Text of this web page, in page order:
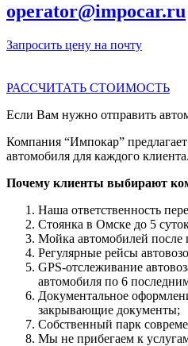
operator@impocar.ru
Запросить цену на почту
РАССЧИТАТЬ СТОИМОСТЬ
Если Вам нужно отправить
Компания “Импокар”
автомобиля для каждого клиента.
Почему клиенты выбирают
Наша ответственность
Стоянка в Омске до 5
Мойка автомобилей после
Регулярные рейсы
GPS-отслеживание
автомобиля по 6
Документальное
закрывающие документы;
Собственный парк
Мы не прибегаем к